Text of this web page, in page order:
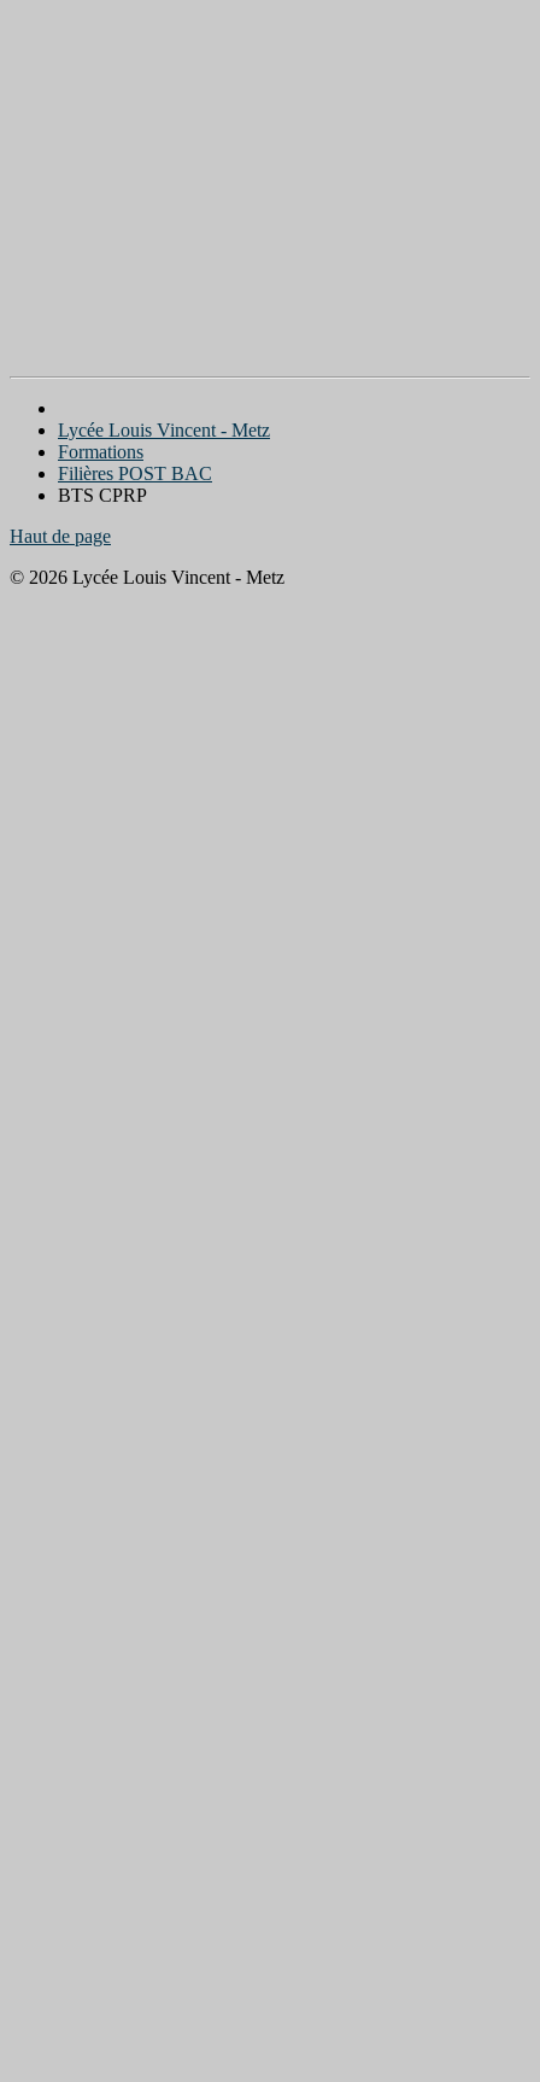
Lycée Louis Vincent - Metz
Formations
Filières POST BAC
BTS CPRP
Haut de page
© 2026 Lycée Louis Vincent - Metz